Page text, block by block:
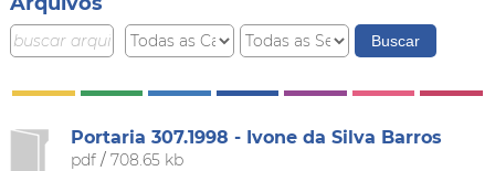
Portaria 307.1998 - Ivone da Silva Barros
pdf/ 708.65 kb